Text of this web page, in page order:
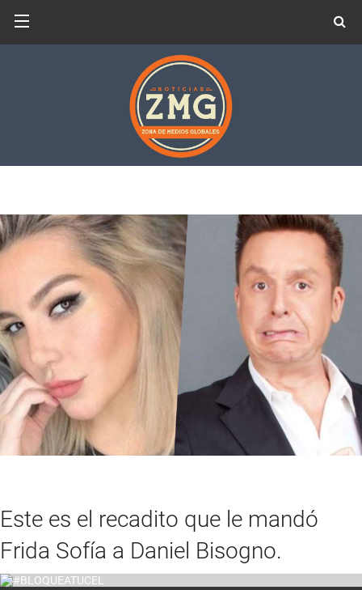
Este es el recadito que le mandó
Frida Sofía a Daniel Bisogno.